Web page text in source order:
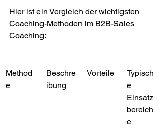
Hier ist ein Vergleich der wichtigsten
Coaching-Methoden im B2B-Sales
Coaching:
Method
e
Beschre
ibung
Vorteile
Typisch
e
Einsatz
bereich
e